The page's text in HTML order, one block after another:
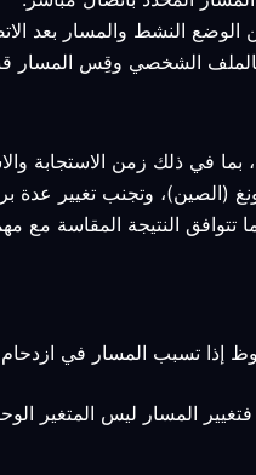
في ذلك زمن الاستجابة
(الصين)، وتجنب تغيير عدة
النتيجة المقاسة مع
إذا تسبب المسار في